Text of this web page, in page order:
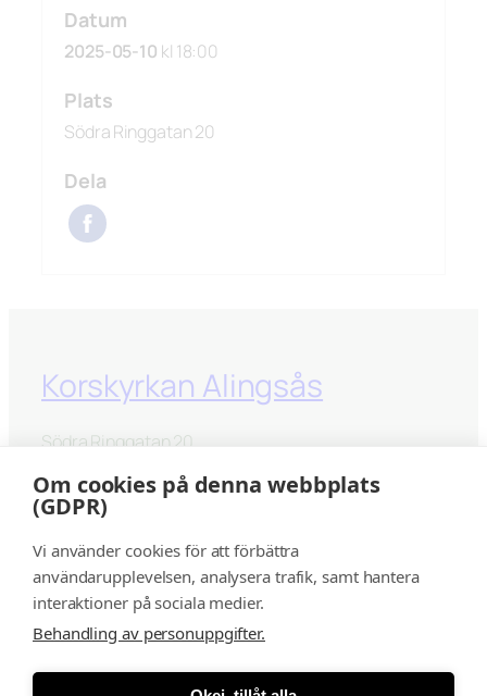
Datum
2025-05-10 kl 18:00
Plats
Södra Ringgatan 20
Dela
Korskyrkan Alingsås
Södra Ringgatan 20
kontakt@korskyrkanalingsås.se
Facebook Instagram YouTube
Om cookies på denna webbplats
(GDPR)
Vi använder cookies för att förbättra
användarupplevelsen, analysera trafik, samt hantera
interaktioner på sociala medier.
Behandling av personuppgifter.